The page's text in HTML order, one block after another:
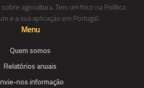
agricultura. Tem um foco na Política
e a sua aplicação em Portugal.
Menu
Quem somos
Relatórios anuais
nos informação